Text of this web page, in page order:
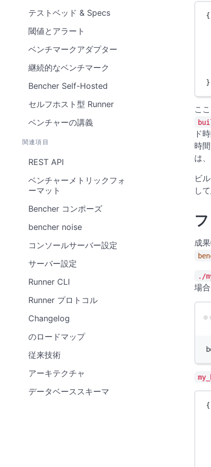
テストベッド & Specs
閾値とアラート
ベンチマークアダプター
継続的なベンチマーク
Bencher Self-Hosted
セルフホスト型 Runner
ベンチャーの講義
関連項目
REST API
ベンチャーメトリックフォ
ーマット
Bencher コンポーズ
bencher noise
コンソールサーバー設定
サーバー設定
Runner CLI
Runner プロトコル
Changelog
のロードマップ
従来技術
アーキテクチャ
データベーススキーマ
{
}
こ
ド
時
は
ビ
し
成
./
場
{